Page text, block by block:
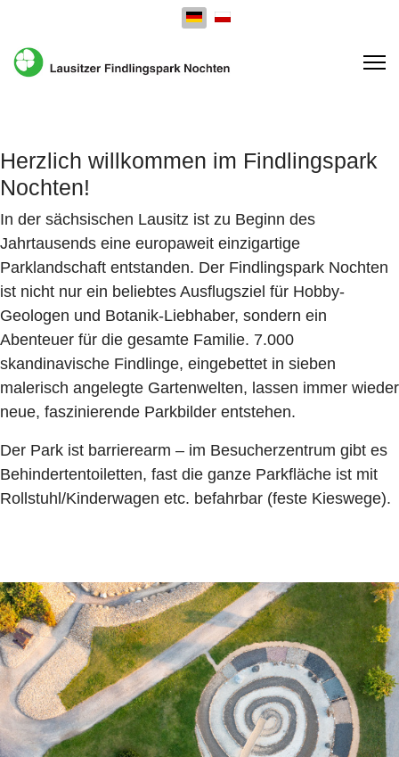
Sprache auswählen
Herzlich willkommen im Findlingspark
Nochten!
In der sächsischen Lausitz ist zu Beginn des
Jahrtausends eine europaweit einzigartige
Parklandschaft entstanden. Der Findlingspark Nochten
ist nicht nur ein beliebtes Ausflugsziel für Hobby-
Geologen und Botanik-Liebhaber, sondern ein
Abenteuer für die gesamte Familie. 7.000
skandinavische Findlinge, eingebettet in sieben
malerisch angelegte Gartenwelten, lassen immer wieder
neue, faszinierende Parkbilder entstehen.
Der Park ist barrierearm – im Besucherzentrum gibt es
Behindertentoiletten, fast die ganze Parkfläche ist mit
Rollstuhl/Kinderwagen etc. befahrbar (feste Kieswege).